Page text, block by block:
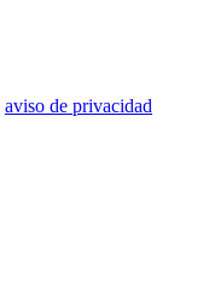
aviso de privacidad